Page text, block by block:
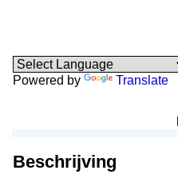
Powered by Translate
Beschrijving